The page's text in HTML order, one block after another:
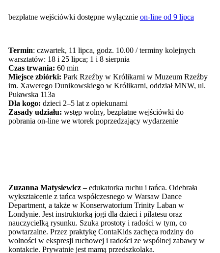
bezpłatne wejściówki dostępne wyłącznie on-line od 9 lipca
Termin: czwartek, 11 lipca, godz. 10.00 / terminy kolejnych
warsztatów: 18 i 25 lipca; 1 i 8 sierpnia
Czas trwania: 60 min
Miejsce zbiórki: Park Rzeźby w Królikarni w Muzeum Rzeźby
im. Xawerego Dunikowskiego w Królikarni, oddział MNW, ul.
Puławska 113a
Dla kogo: dzieci 2–5 lat z opiekunami
Zasady udziału: wstęp wolny, bezpłatne wejściówki do
pobrania on-line we wtorek poprzedzający wydarzenie
Zuzanna Matysiewicz– edukatorka ruchu i tańca. Odebrała
wykształcenie z tańca współczesnego w Warsaw Dance
Department, a także w Konserwatorium Trinity Laban w
Londynie. Jest instruktorką jogi dla dzieci i pilatesu oraz
nauczycielką rysunku. Szuka prostoty i radości w tym, co
powtarzalne. Przez praktykę ContaKids zachęca rodziny do
wolności w ekspresji ruchowej i radości ze wspólnej zabawy w
kontakcie. Prywatnie jest mamą przedszkolaka.